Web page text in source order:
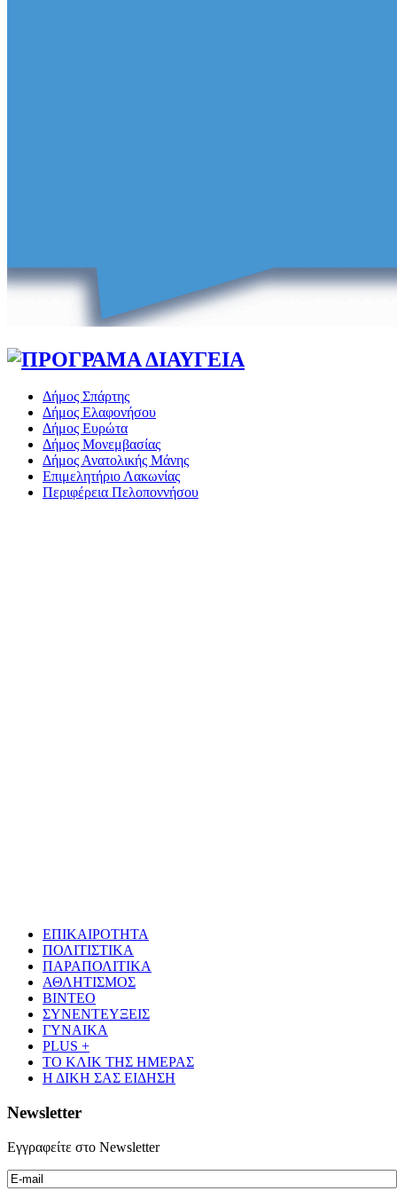
Δήμος Σπάρτης
Δήμος Ελαφονήσου
Δήμος Ευρώτα
Δήμος Μονεμβασίας
Δήμος Ανατολικής Μάνης
Επιμελητήριο Λακωνίας
Περιφέρεια Πελοποννήσου
ΕΠΙΚΑΙΡΟΤΗΤΑ
ΠΟΛΙΤΙΣΤΙΚΑ
ΠΑΡΑΠΟΛΙΤΙΚΑ
ΑΘΛΗΤΙΣΜΟΣ
ΒΙΝΤΕΟ
ΣΥΝΕΝΤΕΥΞΕΙΣ
ΓΥΝΑΙΚΑ
PLUS +
ΤΟ ΚΛΙΚ ΤΗΣ ΗΜΕΡΑΣ
Η ΔΙΚΗ ΣΑΣ ΕΙΔΗΣΗ
Newsletter
Εγγραφείτε στο Newsletter